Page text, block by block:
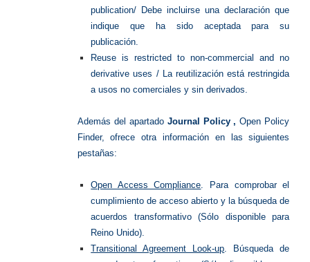
publication/ Debe incluirse una declaración que
indique que ha sido aceptada para su
publicación.
Reuse is restricted to non-commercial and no
derivative uses / La reutilización está restringida
a usos no comerciales y sin derivados.
Además del apartado Journal Policy ,Open Policy
Finder, ofrece otra información en las siguientes
pestañas:
Open Access Compliance
Para comprobar el
cumplimiento de acceso abierto y la búsqueda de
acuerdos transformativo (Sólo disponible para
Reino Unido).
Transitional Agreement Look-up
Búsqueda de